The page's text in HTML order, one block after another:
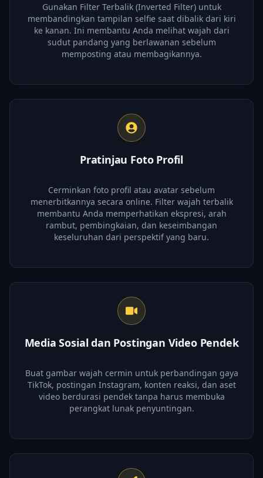
Gunakan Filter Terbalik (Inverted Filter) untuk
membandingkan tampilan selfie saat dibalik dari kiri
ke kanan. Ini membantu Anda melihat wajah dari
sudut pandang yang berlawanan sebelum
memposting atau membagikannya.
Pratinjau Foto Profil
Cerminkan foto profil atau avatar sebelum
menerbitkannya secara online. Filter wajah terbalik
membantu Anda memperhatikan ekspresi, arah
rambut, pembingkaian, dan keseimbangan
keseluruhan dari perspektif yang baru.
Media Sosial dan Postingan Video Pendek
Buat gambar wajah cermin untuk perbandingan gaya
TikTok, postingan Instagram, konten reaksi, dan aset
video berdurasi pendek tanpa harus membuka
perangkat lunak penyuntingan.